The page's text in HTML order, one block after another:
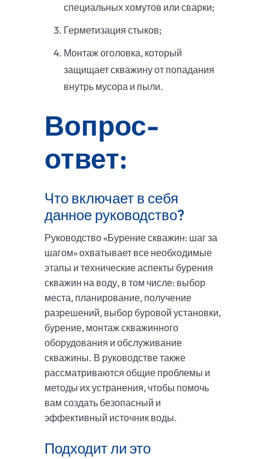
специальных хомутов или сварки;
Герметизация стыков;
Монтаж оголовка, который
защищает скважину от попадания
внутрь мусора и пыли.
Вопрос-
ответ:
Что включает в себя
данное руководство?
Руководство «Бурение скважин: шаг за
шагом» охватывает все необходимые
этапы и технические аспекты бурения
скважин на воду, в том числе: выбор
места, планирование, получение
разрешений, выбор буровой установки,
бурение, монтаж скважинного
оборудования и обслуживание
скважины. В руководстве также
рассматриваются общие проблемы и
методы их устранения, чтобы помочь
вам создать безопасный и
эффективный источник воды.
Подходит ли это